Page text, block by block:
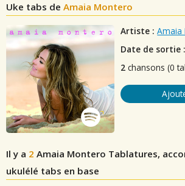
Uke tabs de Amaia Montero
Artiste : Amaia
Date de sortie :
2 chansons (0
Il y a 2 Amaia Montero Tablatures,
ukulélé tabs en base